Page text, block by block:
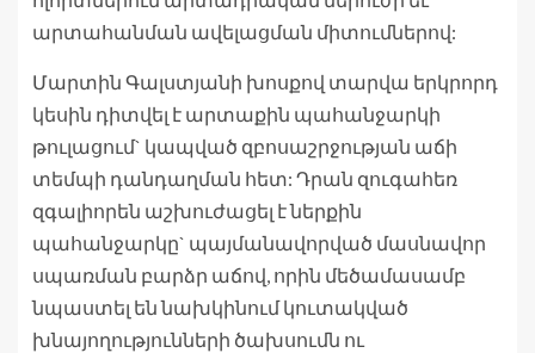
արտահանման ավելացման միտումներով:
Մարտին Գալստյանի խոսքով տարվա երկրորդ
կեսին դիտվել է արտաքին պահանջարկի
թուլացում` կապված զբոսաշրջության աճի
տեմպի դանդաղման հետ: Դրան զուգահեռ
զգալիորեն աշխուժացել է ներքին
պահանջարկը` պայմանավորված մասնավոր
սպառման բարձր աճով, որին մեծամասամբ
նպաստել են նախկինում կուտակված
խնայողությունների ծախսումն ու